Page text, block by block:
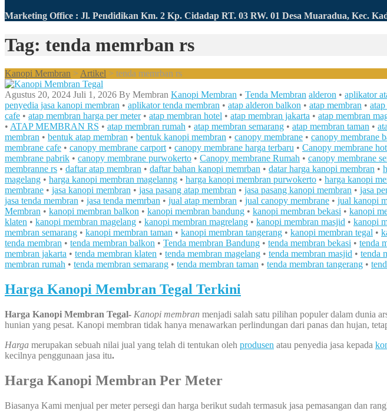
Marketing Office : Jl. Pendidikan Km. 2 Kp. Cidadap RT. 03 RW. 01 Desa Muaradua, Kec.
Tag: tenda memrban rs
Kanopi Membran > Artikel > tenda memrban rs
Agustus 20, 2024 Juli 1, 2026 By Membran Kanopi Membran • Tenda Membran alderon • aplikator
penyedia jasa kanopi membran • aplikator tenda membran • atap alderon balkon • atap membran •
cafe • atap membran harga per meter• atap membran hotel • atap membran jakarta • atap membran
• ATAP MEMBRAN RS • atap membran rumah • atap membran semarang • atap membran taman •
membran • bentuk atap membran • bentuk kanopi membran • canopy membrane • canopy membrane
membrane cafe • canopy membrane carport • canopy membrane harga terbaru • Canopy membrane
membrane pabrik • canopy membrane purwokerto • Canopy membrane Rumah • canopy membrane
membranne rs • daftar atap membran • daftar bahan kanopi memrban • datar harga kanopi membran •
magelang • harga kanopi membran magelanng • harga kanopi membran purwokerto • harga kanopi
membrane • jasa kanopi membran • jasa pasang atap membran • jasa pasang kanopi membran • jasa
jasa tenda membran • jasa tenda memrban • jual atap membran • jual canopy membrane • jual kanopi
Membran • kanopi membran balkon • kanopi membran bandung • kanopi membran bekasi • kanopi
klaten • kanopi membran magelang • kanopi membran magrelang • kanopi membran masjid • kanopi
membran semarang • kanopi membran taman • kanopi membran tangerang • kanopi membran tegal •
tenda membran • tenda membran balkon • Tenda membran Bandung • tenda membran bekasi • tenda
membran jakarta • tenda membran klaten • tenda membran magelang • tenda membran masjid • tenda
membran rumah • tenda membran semarang • tenda membran taman • tenda membran tangerang •
Harga Kanopi Membran Tegal Terkini
Harga Kanopi Membran Tegal- Kanopi membran menjadi salah satu pilihan populer dalam dunia
hunian yang pesat. Kanopi membran tidak hanya menawarkan perlindungan dari panas dan hujan,
Harga merupakan sebuah nilai jual yang telah di tentukan oleh produsen atau penyedia jasa kepada
kecilnya penggunaan jasa itu.
Harga Kanopi Membran Per Meter
Biasanya Kami menjual per meter persegi dan harga berikut sudah termasuk jasa pemasangan dan